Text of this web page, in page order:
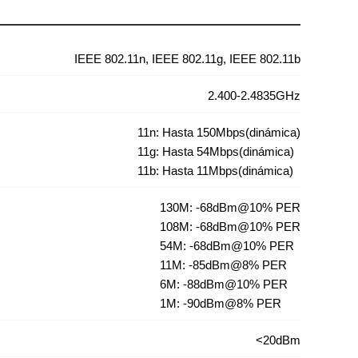
IEEE 802.11n, IEEE 802.11g, IEEE 802.11b
2.400-2.4835GHz
11n: Hasta 150Mbps(dinámica)
11g: Hasta 54Mbps(dinámica)
11b: Hasta 11Mbps(dinámica)
130M: -68dBm@10% PER
108M: -68dBm@10% PER
54M: -68dBm@10% PER
11M: -85dBm@8% PER
6M: -88dBm@10% PER
1M: -90dBm@8% PER
<20dBm